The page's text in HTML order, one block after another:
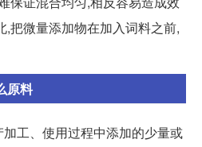
,把微量添加物在加入词料之前,
原料
工、使用过程中添加的少量或